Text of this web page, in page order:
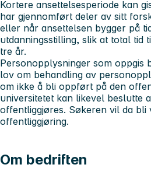
Kortere ansettelsesperiode kan
har gjennomført deler av sitt
eller når ansettelsen bygger på
utdanningsstilling, slik at total tid
tre år.
Personopplysninger som oppgis
lov om behandling av
om ikke å bli oppført på den
universitetet kan likevel beslutte
offentliggjøres. Søkeren vil da
offentliggjøring.
Om bedriften